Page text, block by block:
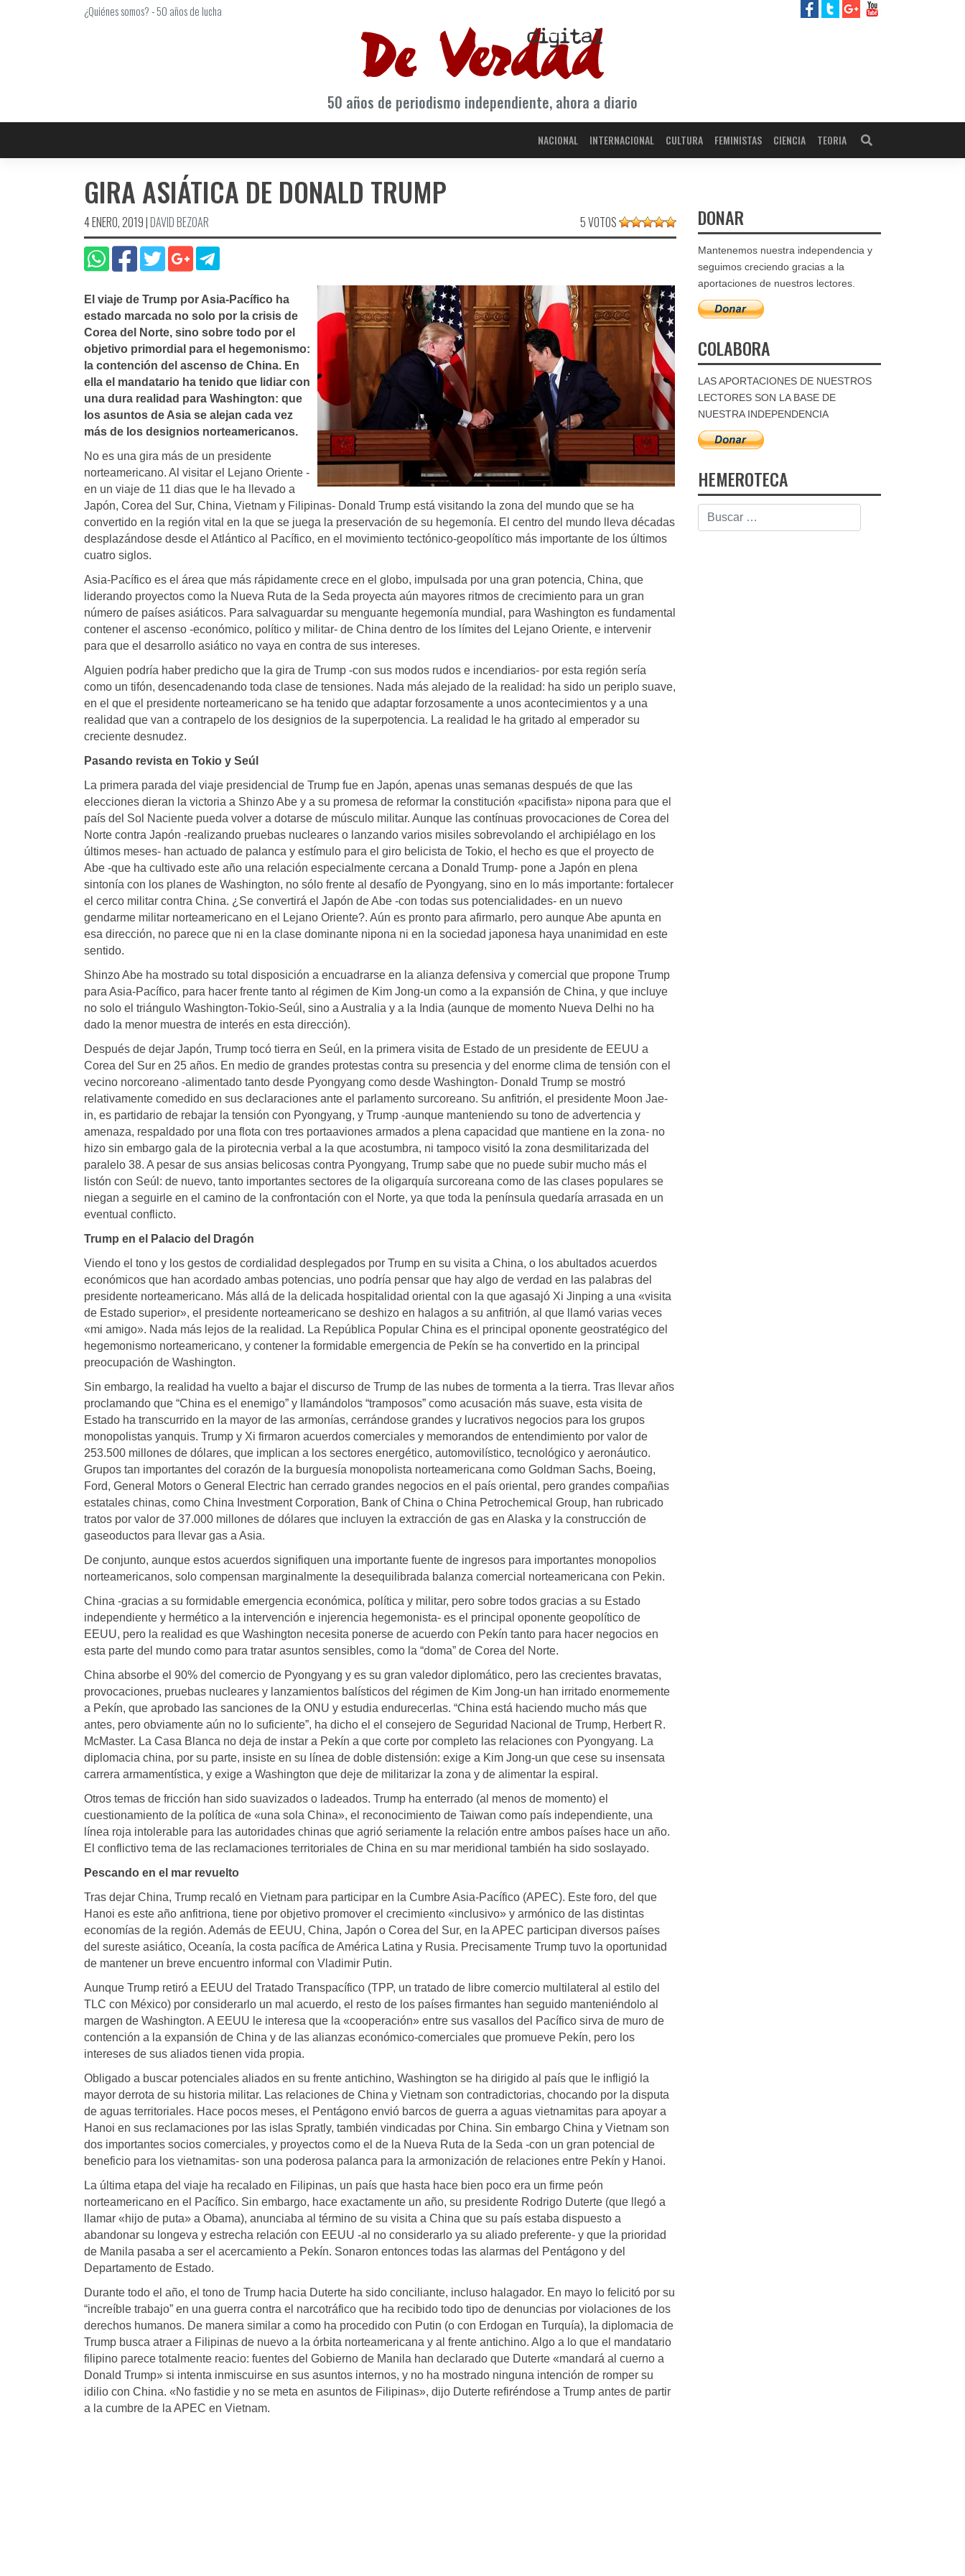
¿Quiénes somos?-50 años de lucha
50 años de periodismo independiente, ahora a diario
NACIONAL INTERNACIONAL CULTURA FEMINISTAS CIENCIA TEORIA
GIRA ASIÁTICA DE DONALD TRUMP
4 ENERO, 2019|DAVID BEZOAR 5 VOTOS
El viaje de Trump por Asia-Pacífico ha
estado marcada no solo por la crisis de
Corea del Norte, sino sobre todo por el
objetivo primordial para el hegemonismo:
la contención del ascenso de China. En
ella el mandatario ha tenido que lidiar con
una dura realidad para Washington: que
los asuntos de Asia se alejan cada vez
más de los designios norteamericanos.
No es una gira más de un presidente
norteamericano. Al visitar el Lejano Oriente -
en un viaje de 11 dias que le ha llevado a
Japón, Corea del Sur, China, Vietnam y Filipinas- Donald Trump está visitando la zona del mundo que se ha
convertido en la región vital en la que se juega la preservación de su hegemonía. El centro del mundo lleva décadas
desplazándose desde el Atlántico al Pacífico, en el movimiento tectónico-geopolítico más importante de los últimos
cuatro siglos.
Asia-Pacífico es el área que más rápidamente crece en el globo, impulsada por una gran potencia, China, que
liderando proyectos como la Nueva Ruta de la Seda proyecta aún mayores ritmos de crecimiento para un gran
número de países asiáticos. Para salvaguardar su menguante hegemonía mundial, para Washington es fundamental
contener el ascenso -económico, político y militar- de China dentro de los límites del Lejano Oriente, e intervenir
para que el desarrollo asiático no vaya en contra de sus intereses.
Alguien podría haber predicho que la gira de Trump -con sus modos rudos e incendiarios- por esta región sería
como un tifón, desencadenando toda clase de tensiones. Nada más alejado de la realidad: ha sido un periplo suave,
en el que el presidente norteamericano se ha tenido que adaptar forzosamente a unos acontecimientos y a una
realidad que van a contrapelo de los designios de la superpotencia. La realidad le ha gritado al emperador su
creciente desnudez.
Pasando revista en Tokio y Seúl
La primera parada del viaje presidencial de Trump fue en Japón, apenas unas semanas después de que las
elecciones dieran la victoria a Shinzo Abe y a su promesa de reformar la constitución «pacifista» nipona para que el
país del Sol Naciente pueda volver a dotarse de músculo militar. Aunque las contínuas provocaciones de Corea del
Norte contra Japón -realizando pruebas nucleares o lanzando varios misiles sobrevolando el archipiélago en los
últimos meses- han actuado de palanca y estímulo para el giro belicista de Tokio, el hecho es que el proyecto de
Abe -que ha cultivado este año una relación especialmente cercana a Donald Trump- pone a Japón en plena
sintonía con los planes de Washington, no sólo frente al desafío de Pyongyang, sino en lo más importante: fortalecer
el cerco militar contra China. ¿Se convertirá el Japón de Abe -con todas sus potencialidades- en un nuevo
gendarme militar norteamericano en el Lejano Oriente?. Aún es pronto para afirmarlo, pero aunque Abe apunta en
esa dirección, no parece que ni en la clase dominante nipona ni en la sociedad japonesa haya unanimidad en este
sentido.
Shinzo Abe ha mostrado su total disposición a encuadrarse en la alianza defensiva y comercial que propone Trump
para Asia-Pacífico, para hacer frente tanto al régimen de Kim Jong-un como a la expansión de China, y que incluye
no solo el triángulo Washington-Tokio-Seúl, sino a Australia y a la India (aunque de momento Nueva Delhi no ha
dado la menor muestra de interés en esta dirección).
Después de dejar Japón, Trump tocó tierra en Seúl, en la primera visita de Estado de un presidente de EEUU a
Corea del Sur en 25 años. En medio de grandes protestas contra su presencia y del enorme clima de tensión con el
vecino norcoreano -alimentado tanto desde Pyongyang como desde Washington- Donald Trump se mostró
relativamente comedido en sus declaraciones ante el parlamento surcoreano. Su anfitrión, el presidente Moon Jae-
in, es partidario de rebajar la tensión con Pyongyang, y Trump -aunque manteniendo su tono de advertencia y
amenaza, respaldado por una flota con tres portaaviones armados a plena capacidad que mantiene en la zona- no
hizo sin embargo gala de la pirotecnia verbal a la que acostumbra, ni tampoco visitó la zona desmilitarizada del
paralelo 38. A pesar de sus ansias belicosas contra Pyongyang, Trump sabe que no puede subir mucho más el
listón con Seúl: de nuevo, tanto importantes sectores de la oligarquía surcoreana como de las clases populares se
niegan a seguirle en el camino de la confrontación con el Norte, ya que toda la península quedaría arrasada en un
eventual conflicto.
Trump en el Palacio del Dragón
Viendo el tono y los gestos de cordialidad desplegados por Trump en su visita a China, o los abultados acuerdos
económicos que han acordado ambas potencias, uno podría pensar que hay algo de verdad en las palabras del
presidente norteamericano. Más allá de la delicada hospitalidad oriental con la que agasajó Xi Jinping a una «visita
de Estado superior», el presidente norteamericano se deshizo en halagos a su anfitrión, al que llamó varias veces
«mi amigo». Nada más lejos de la realidad. La República Popular China es el principal oponente geostratégico del
hegemonismo norteamericano, y contener la formidable emergencia de Pekín se ha convertido en la principal
preocupación de Washington.
Sin embargo, la realidad ha vuelto a bajar el discurso de Trump de las nubes de tormenta a la tierra. Tras llevar años
proclamando que “China es el enemigo” y llamándolos “tramposos” como acusación más suave, esta visita de
Estado ha transcurrido en la mayor de las armonías, cerrándose grandes y lucrativos negocios para los grupos
monopolistas yanquis. Trump y Xi firmaron acuerdos comerciales y memorandos de entendimiento por valor de
253.500 millones de dólares, que implican a los sectores energético, automovilístico, tecnológico y aeronáutico.
Grupos tan importantes del corazón de la burguesía monopolista norteamericana como Goldman Sachs, Boeing,
Ford, General Motors o General Electric han cerrado grandes negocios en el país oriental, pero grandes compañias
estatales chinas, como China Investment Corporation, Bank of China o China Petrochemical Group, han rubricado
tratos por valor de 37.000 millones de dólares que incluyen la extracción de gas en Alaska y la construcción de
gaseoductos para llevar gas a Asia.
De conjunto, aunque estos acuerdos signifiquen una importante fuente de ingresos para importantes monopolios
norteamericanos, solo compensan marginalmente la desequilibrada balanza comercial norteamericana con Pekin.
China -gracias a su formidable emergencia económica, política y militar, pero sobre todos gracias a su Estado
independiente y hermético a la intervención e injerencia hegemonista- es el principal oponente geopolítico de
EEUU, pero la realidad es que Washington necesita ponerse de acuerdo con Pekín tanto para hacer negocios en
esta parte del mundo como para tratar asuntos sensibles, como la “doma” de Corea del Norte.
China absorbe el 90% del comercio de Pyongyang y es su gran valedor diplomático, pero las crecientes bravatas,
provocaciones, pruebas nucleares y lanzamientos balísticos del régimen de Kim Jong-un han irritado enormemente
a Pekín, que aprobado las sanciones de la ONU y estudia endurecerlas. “China está haciendo mucho más que
antes, pero obviamente aún no lo suficiente”, ha dicho el el consejero de Seguridad Nacional de Trump, Herbert R.
McMaster. La Casa Blanca no deja de instar a Pekín a que corte por completo las relaciones con Pyongyang. La
diplomacia china, por su parte, insiste en su línea de doble distensión: exige a Kim Jong-un que cese su insensata
carrera armamentística, y exige a Washington que deje de militarizar la zona y de alimentar la espiral.
Otros temas de fricción han sido suavizados o ladeados. Trump ha enterrado (al menos de momento) el
cuestionamiento de la política de «una sola China», el reconocimiento de Taiwan como país independiente, una
línea roja intolerable para las autoridades chinas que agrió seriamente la relación entre ambos países hace un año.
El conflictivo tema de las reclamaciones territoriales de China en su mar meridional también ha sido soslayado.
Pescando en el mar revuelto
Tras dejar China, Trump recaló en Vietnam para participar en la Cumbre Asia-Pacífico (APEC). Este foro, del que
Hanoi es este año anfitriona, tiene por objetivo promover el crecimiento «inclusivo» y armónico de las distintas
economías de la región. Además de EEUU, China, Japón o Corea del Sur, en la APEC participan diversos países
del sureste asiático, Oceanía, la costa pacífica de América Latina y Rusia. Precisamente Trump tuvo la oportunidad
de mantener un breve encuentro informal con Vladimir Putin.
Aunque Trump retiró a EEUU del Tratado Transpacífico (TPP, un tratado de libre comercio multilateral al estilo del
TLC con México) por considerarlo un mal acuerdo, el resto de los países firmantes han seguido manteniéndolo al
margen de Washington. A EEUU le interesa que la «cooperación» entre sus vasallos del Pacífico sirva de muro de
contención a la expansión de China y de las alianzas económico-comerciales que promueve Pekín, pero los
intereses de sus aliados tienen vida propia.
Obligado a buscar potenciales aliados en su frente antichino, Washington se ha dirigido al país que le infligió la
mayor derrota de su historia militar. Las relaciones de China y Vietnam son contradictorias, chocando por la disputa
de aguas territoriales. Hace pocos meses, el Pentágono envió barcos de guerra a aguas vietnamitas para apoyar a
Hanoi en sus reclamaciones por las islas Spratly, también vindicadas por China. Sin embargo China y Vietnam son
dos importantes socios comerciales, y proyectos como el de la Nueva Ruta de la Seda -con un gran potencial de
beneficio para los vietnamitas- son una poderosa palanca para la armonización de relaciones entre Pekín y Hanoi.
La última etapa del viaje ha recalado en Filipinas, un país que hasta hace bien poco era un firme peón
norteamericano en el Pacífico. Sin embargo, hace exactamente un año, su presidente Rodrigo Duterte (que llegó a
llamar «hijo de puta» a Obama), anunciaba al término de su visita a China que su país estaba dispuesto a
abandonar su longeva y estrecha relación con EEUU -al no considerarlo ya su aliado preferente- y que la prioridad
de Manila pasaba a ser el acercamiento a Pekín. Sonaron entonces todas las alarmas del Pentágono y del
Departamento de Estado.
Durante todo el año, el tono de Trump hacia Duterte ha sido conciliante, incluso halagador. En mayo lo felicitó por su
“increíble trabajo” en una guerra contra el narcotráfico que ha recibido todo tipo de denuncias por violaciones de los
derechos humanos. De manera similar a como ha procedido con Putin (o con Erdogan en Turquía), la diplomacia de
Trump busca atraer a Filipinas de nuevo a la órbita norteamericana y al frente antichino. Algo a lo que el mandatario
filipino parece totalmente reacio: fuentes del Gobierno de Manila han declarado que Duterte «mandará al cuerno a
Donald Trump» si intenta inmiscuirse en sus asuntos internos, y no ha mostrado ninguna intención de romper su
idilio con China. «No fastidie y no se meta en asuntos de Filipinas», dijo Duterte refiréndose a Trump antes de partir
a la cumbre de la APEC en Vietnam.
DONAR
Mantenemos nuestra independencia y
seguimos creciendo gracias a la
aportaciones de nuestros lectores.
COLABORA
LAS APORTACIONES DE NUESTROS
LECTORES SON LA BASE DE
NUESTRA INDEPENDENCIA
HEMEROTECA